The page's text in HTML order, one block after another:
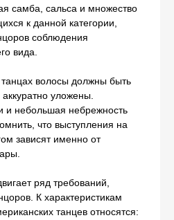
самба, сальса и множество
к данной категории,
соблюдения
вида.
волосы должны быть
уложены.
небольшая небрежность
что выступления на
зависят именно от
ряд требований,
К характеристикам
танцев относятся: